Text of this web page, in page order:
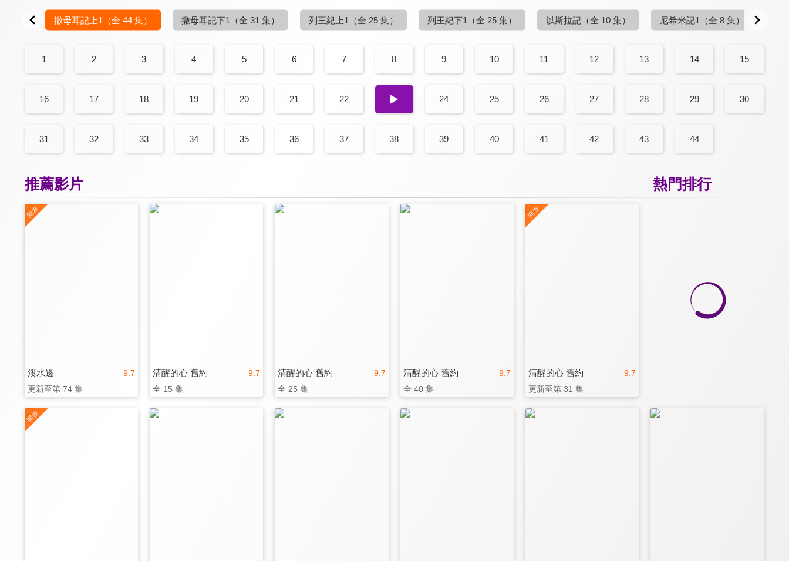
撒母耳記上1 （全 44 集） 撒母耳記下1 （全 31 集） 列王紀上1 （全 25 集） 列王紀下1 （全 25 集） 以斯拉記 （全 10 集） 尼希米記1 （全 8 集）
1 2 3 4 5 6 7 8 9 10 11 12 13 14 15
16 17 18 19 20 21 22 23 24 25 26 27 28 29 30
31 32 33 34 35 36 37 38 39 40 41 42 43 44
熱門排行
推薦影片
9.7
溪水邊
更新至第 74 集
9.7
清醒的心 舊約
全 15 集
9.7
清醒的心 舊約
全 25 集
9.7
清醒的心 舊約
全 40 集
9.7
清醒的心 舊約
更新至第 31 集